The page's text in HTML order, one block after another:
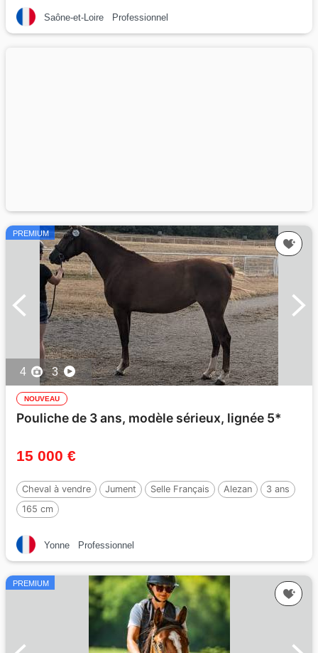
Saône-et-Loire Professionnel
PREMIUM
4 3
NOUVEAU
Pouliche de 3 ans, modèle sérieux, lignée 5*
15 000 €
Cheval à vendre Jument Selle Français Alezan
3 ans
165 cm
Yonne Professionnel
PREMIUM